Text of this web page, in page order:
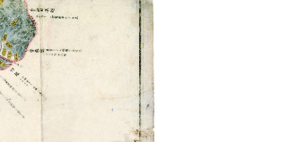
2026年 (令和8年)
8月6日（木）
月～金 9:00～17:00
祝日・年末年始は休館